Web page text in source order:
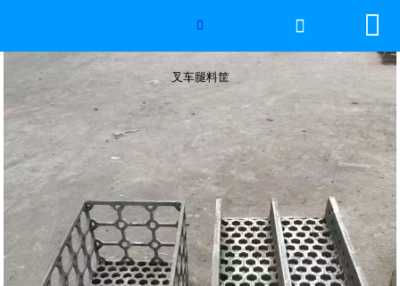
网站首页
2026年国际足联世界杯
产品中心
服务优势
新闻资讯
工程案例

叉车腿料筐
 